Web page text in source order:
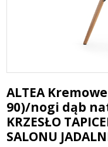
ALTEA
90)/nogi dąb
KRZESŁO
SALONU